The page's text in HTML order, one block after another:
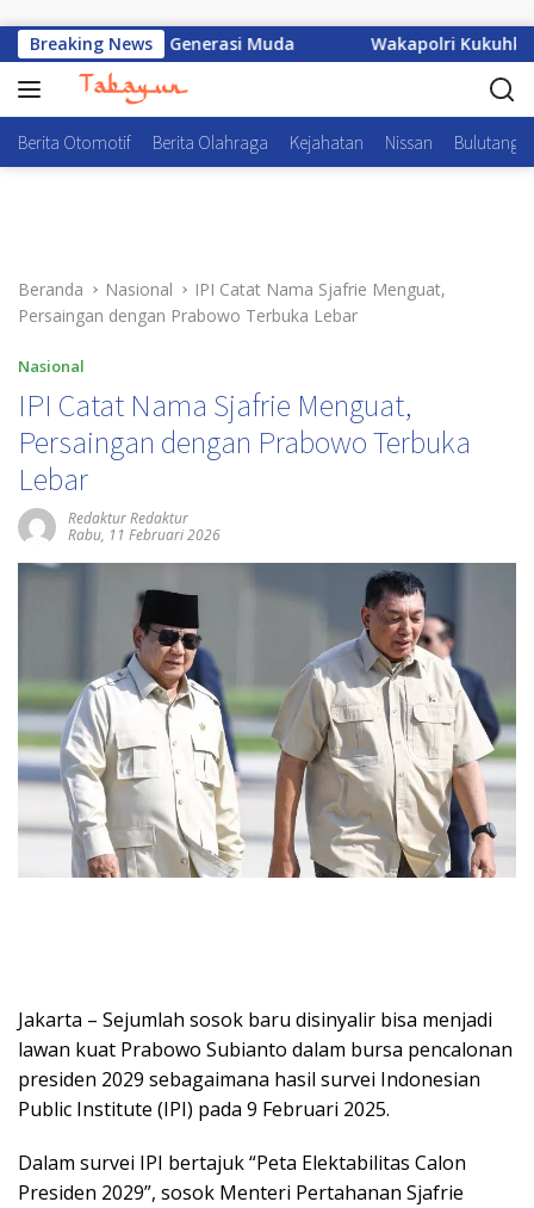
Breaking News
Tumbuh Generasi Muda Wakapolri Kukuhkan
Berita Otomotif Berita Olahraga Kejahatan Nissan
Beranda Nasional
IPI Catat Nama Sjafrie Menguat,
Persaingan dengan Prabowo Terbuka Lebar
Nasional
IPI Catat Nama Sjafrie Menguat,
Persaingan dengan Prabowo Terbuka
Lebar
Redaktur Redaktur
Rabu, 11 Februari 2026
Jakarta – Sejumlah sosok baru disinyalir bisa menjadi
lawan kuat Prabowo Subianto dalam bursa pencalonan
presiden 2029 sebagaimana hasil survei Indonesian
Public Institute (IPI) pada 9 Februari 2025.
Dalam survei IPI bertajuk “Peta Elektabilitas Calon
Presiden 2029”, sosok Menteri Pertahanan Sjafrie